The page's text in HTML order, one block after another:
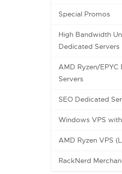
Special Promos
High Bandwidth
Dedicated Servers
AMD Ryzen/EPYC
Servers
SEO Dedicated
Windows VPS
AMD Ryzen VPS
RackNerd